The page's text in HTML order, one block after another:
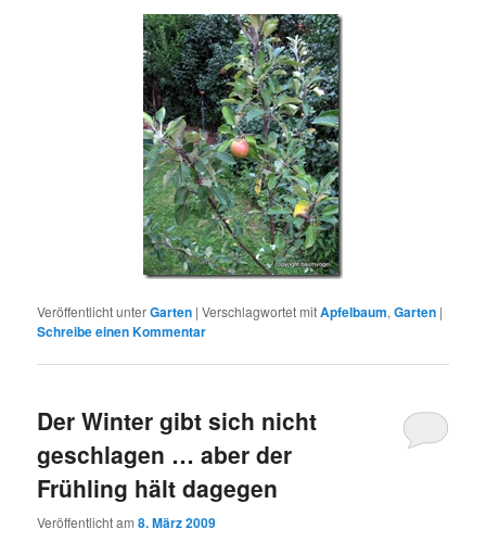
Veröffentlicht unterGarten |Verschlagwortet mitApfelbaum,Garten |
Schreibe einen Kommentar
Der Winter gibt sich nicht
geschlagen … aber der
Frühling hält dagegen
Veröffentlicht am8. März 2009